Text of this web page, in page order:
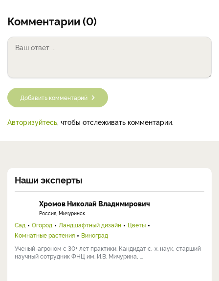
Комментарии (0)
Добавить комментарий
Авторизуйтесь, чтобы отслеживать комментарии.
Наши эксперты
Хромов Николай Владимирович
Россия, Мичуринск
Сад Огород Ландшафтный дизайн
Цветы
Комнатные растения
Виноград
Ученый-агроном с 30+ лет практики. Кандидат с.-х. наук, старший
научный сотрудник ФНЦ им. И.В. Мичурина, ...